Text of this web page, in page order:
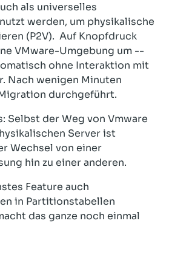
als universelles
werden, um physikalische
(P2V). Auf Knopfdruck
VMware-Umgebung um --
ohne Interaktion mit
Nach wenigen Minuten
durchgeführt.
Selbst der Weg von Vmware
Server ist
Wechsel von einer
hin zu einer anderen.
Feature auch
in Partitionstabellen
das ganze noch einmal